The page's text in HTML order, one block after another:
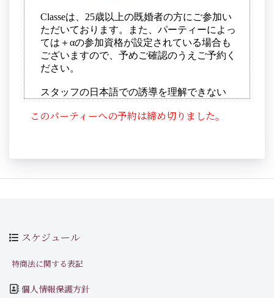
このパーティーへの予約は締め切りました。
スケジュール
特商法に関する表記
個人情報保護方針